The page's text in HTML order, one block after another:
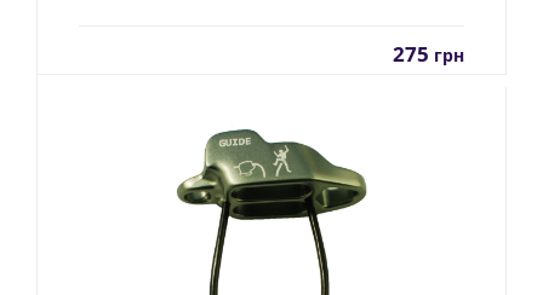
275 грн